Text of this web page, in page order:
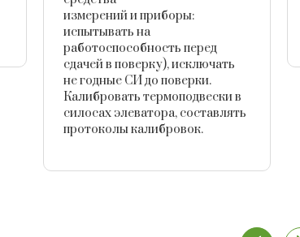
измерений и приборы:
испытывать на
работоспособность перед
сдачей в поверку), исключать
не годные СИ до поверки.
Калибровать термоподвески в
силосах элеватора, составлять
протоколы калибровок.